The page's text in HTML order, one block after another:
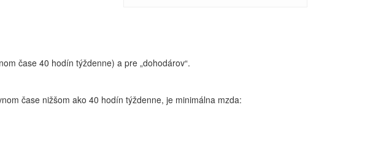
čase 40 hodín týždenne) a pre „dohodárov“.
čase nižšom ako 40 hodín týždenne, je minimálna mzda: